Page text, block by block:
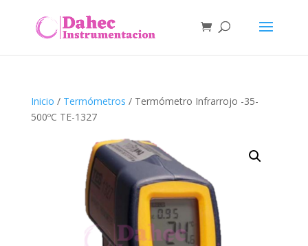
Inicio / Termómetros / Termómetro Infrarrojo -35-
500ºC TE-1327